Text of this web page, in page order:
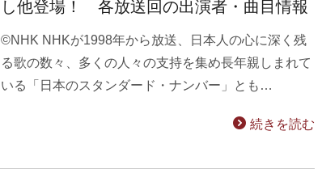
し他登場！ 各放送回の出演者・曲目情報
©NHK NHKが1998年から放送、日本人の心に深く残
る歌の数々、多くの人々の支持を集め長年親しまれて
いる「日本のスタンダード・ナンバー」とも…
続きを読む